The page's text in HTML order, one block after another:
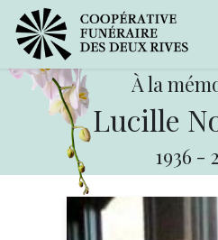
À la
Lucille
1936 -